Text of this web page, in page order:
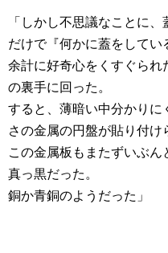
「しかし不思議なことに
だけで『何かに蓋をしてい
余計に好奇心をくすぐら
の裏手に回った。
すると、薄暗い中分かりに
さの金属の円盤が貼り付け
この金属板もまたずいぶ
真っ黒だった。
銅か青銅のようだった」